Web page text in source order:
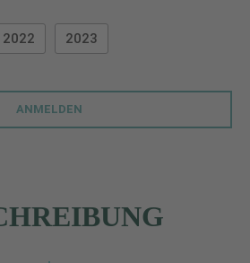
2022 2023
ANMELDEN